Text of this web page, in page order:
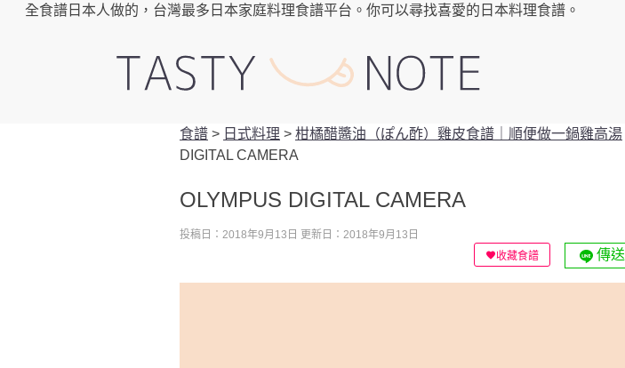
全食譜日本人做的，台灣最多日本家庭料理食譜平台。你可以尋找喜愛的日本料理食譜。
食譜 > 日式料理 > 柑橘醋醬油（ぽん酢）雞皮食譜｜順便做一鍋雞高湯
DIGITAL CAMERA
OLYMPUS DIGITAL CAMERA
投稿日：2018年9月13日 更新日：2018年9月13日
收藏食譜
傳送